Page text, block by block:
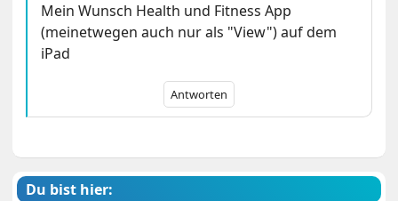
Mein Wunsch Health und Fitness App
(meinetwegen auch nur als "View") auf dem
iPad
Antworten
Du bist hier: